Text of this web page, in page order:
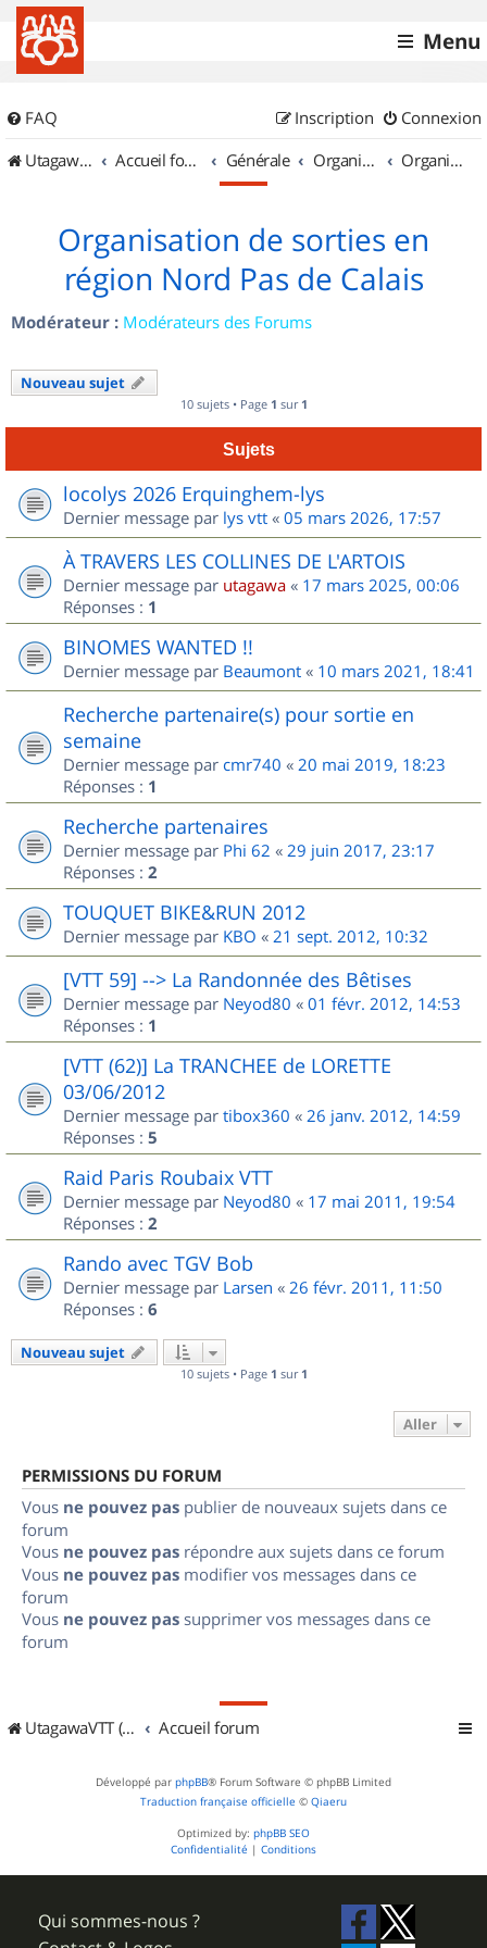
Menu
FAQ Connexion
Inscription
UtagawaVTT (Randos VTT et VTTAE avec traces GPS)
Accueil forum Générale Organisation de sorties & Recherche de partenaires Organisation de sorties en région Nord Pas de Calais
Organisation de sorties en
région Nord Pas de Calais
Modérateur : Modérateurs des Forums
Nouveau sujet
10 sujets • Page 1 sur 1
Sujets
locolys 2026 Erquinghem-lys
Dernier message par lys vtt « 05 mars 2026, 17:57
À TRAVERS LES COLLINES DE L'ARTOIS
Dernier message par utagawa « 17 mars 2025, 00:06
Réponses : 1
BINOMES WANTED !!
Dernier message par Beaumont « 10 mars 2021, 18:41
Recherche partenaire(s) pour sortie en
semaine
Dernier message par cmr740 « 20 mai 2019, 18:23
Réponses : 1
Recherche partenaires
Dernier message par Phi 62 « 29 juin 2017, 23:17
Réponses : 2
TOUQUET BIKE&RUN 2012
Dernier message par KBO « 21 sept. 2012, 10:32
[VTT 59] --> La Randonnée des Bêtises
Dernier message par Neyod80 « 01 févr. 2012, 14:53
Réponses : 1
[VTT (62)] La TRANCHEE de LORETTE
03/06/2012
Dernier message par tibox360 « 26 janv. 2012, 14:59
Réponses : 5
Raid Paris Roubaix VTT
Dernier message par Neyod80 « 17 mai 2011, 19:54
Réponses : 2
Rando avec TGV Bob
Dernier message par Larsen « 26 févr. 2011, 11:50
Réponses : 6
Nouveau sujet
10 sujets • Page 1 sur 1
Aller
PERMISSIONS DU FORUM
Vous ne pouvez pas publier de nouveaux sujets dans ce
forum
Vous ne pouvez pas répondre aux sujets dans ce forum
Vous ne pouvez pas modifier vos messages dans ce
forum
Vous ne pouvez pas supprimer vos messages dans ce
forum
UtagawaVTT (Randos VTT et VTTAE avec traces GPS) Accueil forum
Développé par phpBB® Forum Software © phpBB Limited
Traduction française officielle © Qiaeru
Optimized by: phpBB SEO
Confidentialité | Conditions
Qui sommes-nous ?